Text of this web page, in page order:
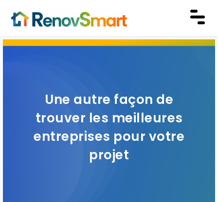
Une autre façon de
trouver les meilleures
entreprises pour votre
projet